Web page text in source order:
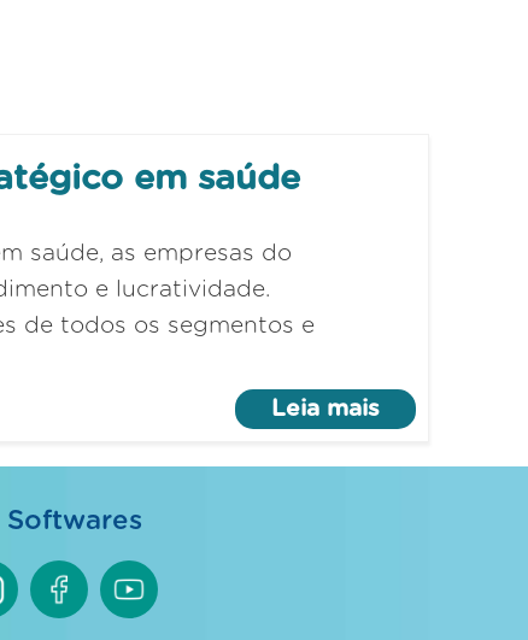
em saúde
saúde, as empresas do
e lucratividade.
de todos os segmentos e
Leia mais